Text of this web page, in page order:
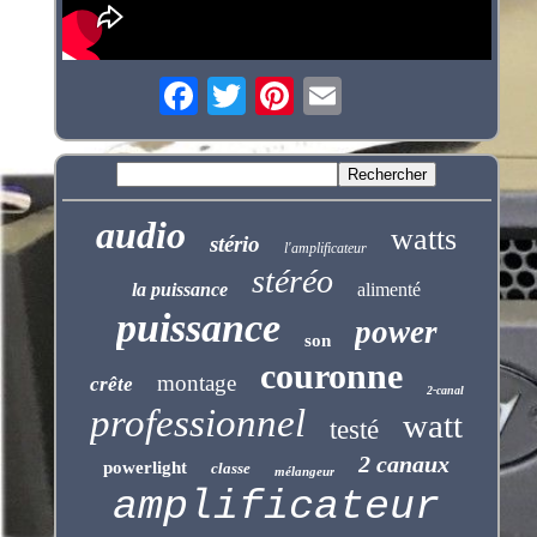
audio stério l'amplificateur watts
la puissance stéréo alimenté
puissance son power
crête montage couronne 2-canal
professionnel testé watt
powerlight classe mélangeur 2 canaux
amplificateur